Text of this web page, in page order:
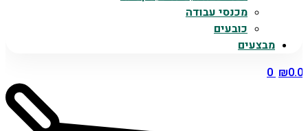
מכנסי עבודה
כובעים
מבצעים
₪
0